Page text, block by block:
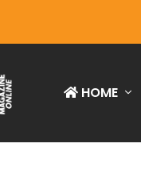
HOME